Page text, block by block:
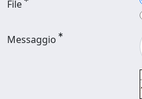
File
Messaggio